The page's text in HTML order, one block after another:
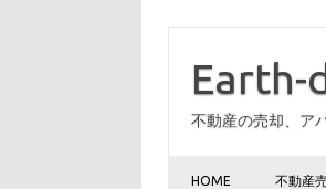
Earth-
不動産の売却、ア
HOME 不動産